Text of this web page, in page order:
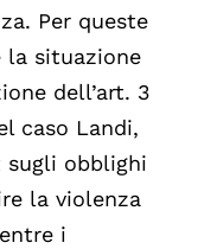
Per queste
la situazione
dell’art. 3
caso Landi,
sugli obblighi
la violenza
i